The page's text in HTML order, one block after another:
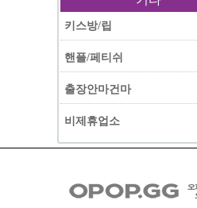
키스방/립
핸플/페티쉬
출장안마건마
비제휴업소